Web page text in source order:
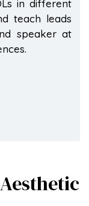
in different
teach leads
speaker at